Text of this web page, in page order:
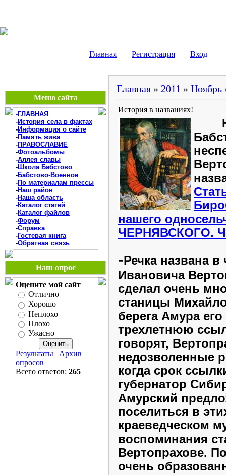
Главная Регистрация Вход
Меню сайта
-ГЛАВНАЯ
-История села в фактах
-Информация о сайте
-Память жива
-ПРАВОСЛАВИЕ
-Фотоальбомы
-Аллея славы
-Школа Бабстово
-Бабстово-Военное
-По материалам прессы
-Наш район
-Наша область
-Каталог статей
-Каталог файлов
-Форум
-Справка
-Гостевая книга
-Обратная связь
Наш опрос
Оцените мой сайт
Отлично
Хорошо
Неплохо
Плохо
Ужасно
Результаты | Архив
опросов
Всего ответов: 265
Главная » 2011 » Ноябрь
История в названиях!
нашего
ЧЕРНЯВСКОГО.
-Речка названа
Ивановича
сделал очень
станицы
берега Амура
трехлетнюю
говорят,
недозволенные
когда срок
губернатор
Амурский
поселиться в
краеведческом
воспоминания
Вертопрахове.
очень